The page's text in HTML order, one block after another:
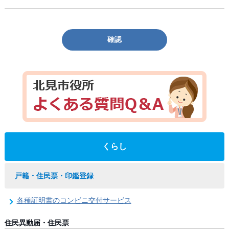
確認
くらし
戸籍・住民票・印鑑登録
各種証明書のコンビニ交付サービス
住民異動届・住民票